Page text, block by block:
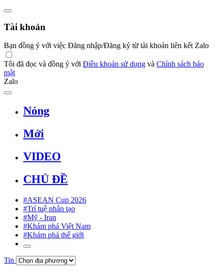
Tài khoản
Bạn đồng ý với việc Đăng nhập/Đăng ký từ tài khoản liên kết Zalo
Tôi đã đọc và đồng ý với Điều khoản sử dụng và Chính sách bảo
mật
Zalo
Nóng
Mới
VIDEO
CHỦ ĐỀ
#ASEAN Cup 2026
#Trí tuệ nhân tạo
#Mỹ - Iran
#Khám phá Việt Nam
#Khám phá thế giới
Tin